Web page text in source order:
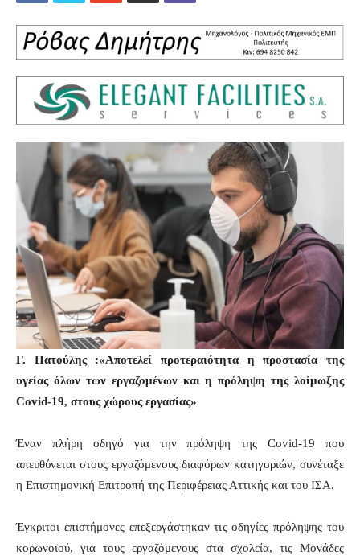
Γ. Πατούλης
:«Αποτελεί προτεραιότητα η προστασία της
υγείας όλων των εργαζομένων και η πρόληψη της λοίμωξης
Covid-19, στους χώρους εργασίας»
Έναν πλήρη οδηγό για την πρόληψη της Covid-19 που
απευθύνεται στους εργαζόμενους διαφόρων κατηγοριών, συνέταξε
η Επιστημονική Επιτροπή της Περιφέρειας Αττικής και του ΙΣΑ.
Έγκριτοι επιστήμονες επεξεργάστηκαν τις οδηγίες πρόληψης του
κορωνοϊού, για τους εργαζόμενους στα σχολεία, τις Μονάδες